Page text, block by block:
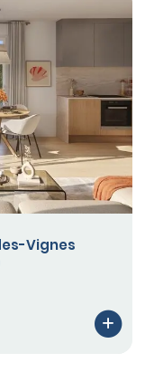
Vignes